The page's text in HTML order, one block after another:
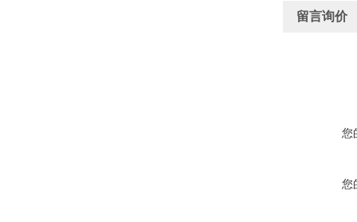
留言询价
您
您